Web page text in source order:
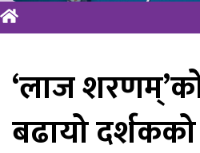
‘लाज
बढायो